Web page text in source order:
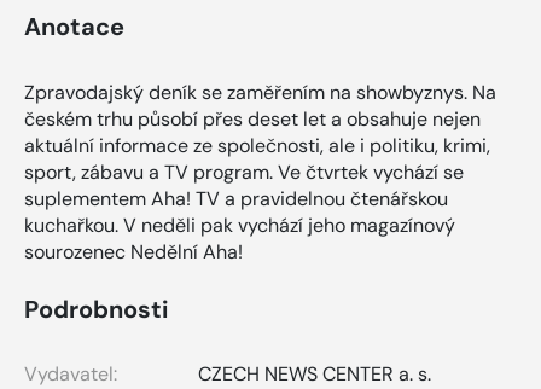
Anotace
Zpravodajský deník se zaměřením na showbyznys. Na
českém trhu působí přes deset let a obsahuje nejen
aktuální informace ze společnosti, ale i politiku, krimi,
sport, zábavu a TV program. Ve čtvrtek vychází se
suplementem Aha! TV a pravidelnou čtenářskou
kuchařkou. V neděli pak vychází jeho magazínový
sourozenec Nedělní Aha!
Podrobnosti
Vydavatel:
CZECH NEWS CENTER a. s.